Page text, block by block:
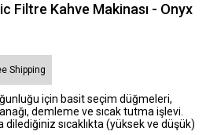
Filtre Kahve Makinası - Onyx
Shipping
için basit seçim düğmeleri,
demleme ve sıcak tutma işlevi.
sıcaklıkta (yüksek ve düşük)